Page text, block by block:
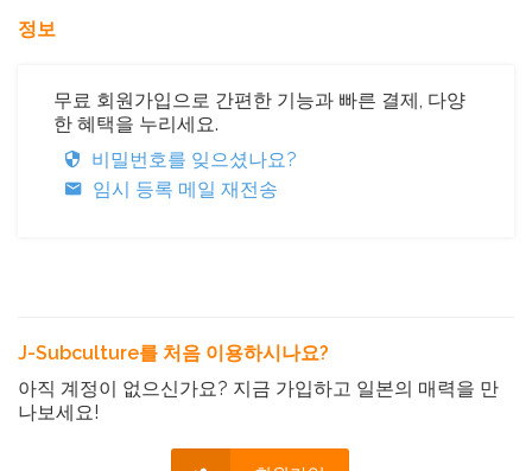
정보
무료 회원가입으로 간편한 기능과 빠른 결제, 다양
한 혜택을 누리세요.
비밀번호를 잊으셨나요?
임시 등록 메일 재전송
J-Subculture를 처음 이용하시나요?
아직 계정이 없으신가요? 지금 가입하고 일본의 매력을 만
나보세요!